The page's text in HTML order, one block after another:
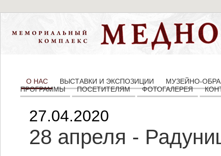
О НАС ВЫСТАВКИ И ЭКСПОЗИЦИИ
МУЗЕЙНО-
ПРОГРАММЫ
ПОСЕТИТЕЛЯМ ФОТОГАЛЕРЕЯ
27.04.2020
28 апреля -